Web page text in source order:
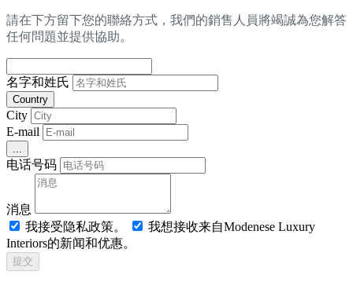
請在下方留下您的聯絡方式，我們的銷售人員將竭誠為您解答
任何問題並提供協助。
名字和姓氏
Country
City
E-mail
电话号码
消息
我接受隐私政策。
我想接收来自Modenese Luxury
Interiors的新闻和优惠。
提交